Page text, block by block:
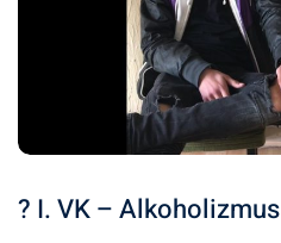
? I. VK – Alkoholizmus